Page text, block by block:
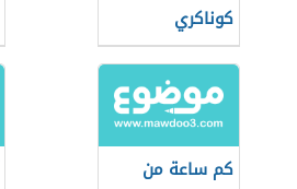
كوناكري
كم ساعة من